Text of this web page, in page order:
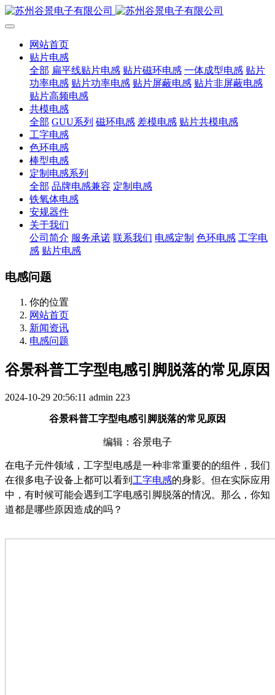
网站首页
贴片电感
全部 扁平线贴片电感 贴片磁环电感 一体成型电感 贴片
功率电感 贴片功率电感 贴片屏蔽电感 贴片非屏蔽电感
贴片高频电感
共模电感
全部 GUU系列 磁环电感 差模电感 贴片共模电感
工字电感
色环电感
棒型电感
定制电感系列
全部 品牌电感兼容 定制电感
铁氧体电感
安规器件
关于我们
公司简介 服务承诺 联系我们 电感定制 色环电感 工字电
感 贴片电感
电感问题
你的位置
网站首页
新闻资讯
电感问题
谷景科普工字型电感引脚脱落的常见原因
2024-10-29 20:56:11 admin 223
谷景科普工字型电感引脚脱落的常见原因
编辑：谷景电子
在电子元件领域，工字型电感是一种非常重要的的组件，我们
在很多电子设备上都可以看到 工字电感的身影。但在实际应用
中，有时候可能会遇到工字电感引脚脱落的情况。那么，你知
道都是哪些原因造成的吗？